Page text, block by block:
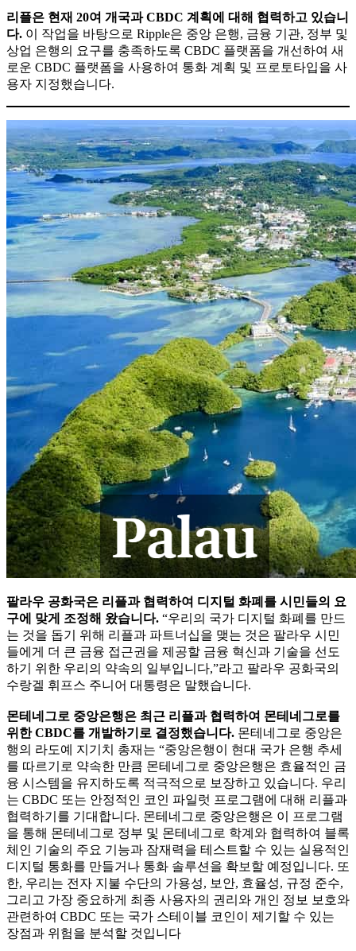
리플은 현재 20여 개국과 CBDC 계획에 대해 협력하고 있습니
다. 이 작업을 바탕으로 Ripple은 중앙 은행, 금융 기관, 정부 및
상업 은행의 요구를 충족하도록 CBDC 플랫폼을 개선하여 새
로운 CBDC 플랫폼을 사용하여 통화 계획 및 프로토타입을 사
용자 지정했습니다.
팔라우 공화국은 리플과 협력하여 디지털 화폐를 시민들의 요
구에 맞게 조정해 왔습니다. “우리의 국가 디지털 화폐를 만드
는 것을 돕기 위해 리플과 파트너십을 맺는 것은 팔라우 시민
들에게 더 큰 금융 접근권을 제공할 금융 혁신과 기술을 선도
하기 위한 우리의 약속의 일부입니다,”라고 팔라우 공화국의
수랑겔 휘프스 주니어 대통령은 말했습니다.
몬테네그로 중앙은행은 최근 리플과 협력하여 몬테네그로를
위한 CBDC를 개발하기로 결정했습니다. 몬테네그로 중앙은
행의 라도예 지기치 총재는 “중앙은행이 현대 국가 은행 추세
를 따르기로 약속한 만큼 몬테네그로 중앙은행은 효율적인 금
융 시스템을 유지하도록 적극적으로 보장하고 있습니다. 우리
는 CBDC 또는 안정적인 코인 파일럿 프로그램에 대해 리플과
협력하기를 기대합니다. 몬테네그로 중앙은행은 이 프로그램
을 통해 몬테네그로 정부 및 몬테네그로 학계와 협력하여 블록
체인 기술의 주요 기능과 잠재력을 테스트할 수 있는 실용적인
디지털 통화를 만들거나 통화 솔루션을 확보할 예정입니다. 또
한, 우리는 전자 지불 수단의 가용성, 보안, 효율성, 규정 준수,
그리고 가장 중요하게 최종 사용자의 권리와 개인 정보 보호와
관련하여 CBDC 또는 국가 스테이블 코인이 제기할 수 있는
장점과 위험을 분석할 것입니다